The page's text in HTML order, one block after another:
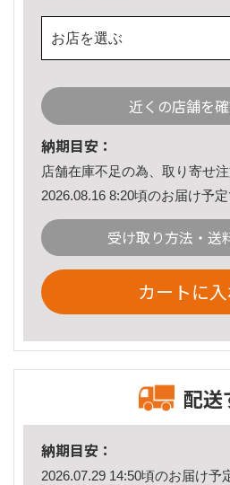
お店を選ぶ
近くの店舗を
納期目安：
店舗在庫不足の為、取り寄せ注
2026.08.16 8:20頃のお届け予定
受け取り方法・送
カートに
配送
納期目安：
2026.07.29 14:50頃のお届け予